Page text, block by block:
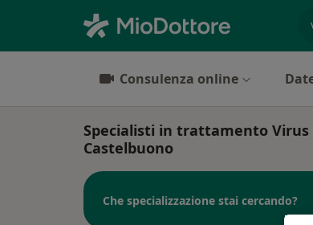
Consulenza online
Specialisti in trattamento
Castelbuono
Che specializzazione stai cercando?